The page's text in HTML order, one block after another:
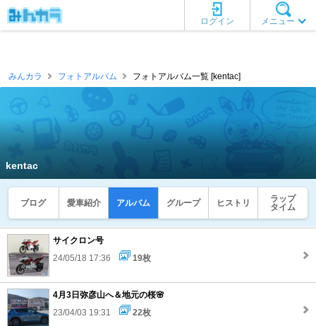
メニュー
ログイン
みんカラ フォトアルバム フォトアルバム一覧 [kentac]
kentac
ブログ 愛車紹介 アルバム グループ ヒストリ
ラップ
タイム
サイクロン号
24/05/18 17:36
19枚
4月3日弥彦山へ＆地元の桜🌸
23/04/03 19:31
22枚